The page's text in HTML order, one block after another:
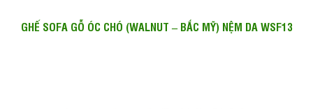
GHẾ SOFA GỖ ÓC CHÓ (WALNUT – BẮC MỸ) NỆM DA WSF13